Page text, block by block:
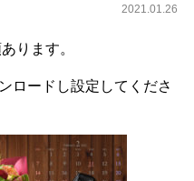
2021.01.26
ります。
ロードし設定してくださ